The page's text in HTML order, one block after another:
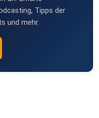
Tipps der
und mehr.